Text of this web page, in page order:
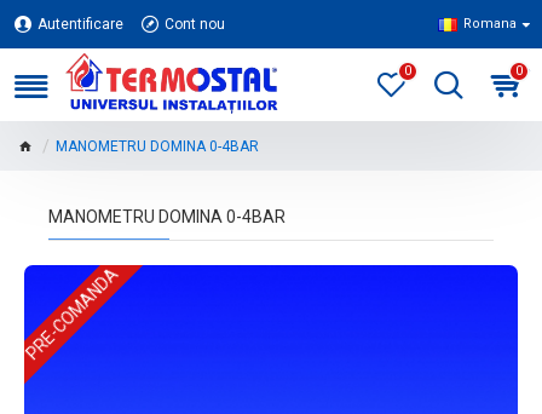
Autentificare Cont nou Romana
0 0
MANOMETRU DOMINA 0-4BAR
MANOMETRU DOMINA 0-4BAR
PRE-COMANDA